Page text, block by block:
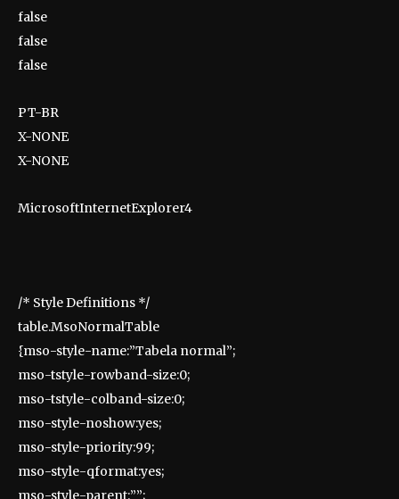
false
false
false
PT-BR
X-NONE
X-NONE
MicrosoftInternetExplorer4
/* Style Definitions */
table.MsoNormalTable
{mso-style-name:”Tabela normal”;
mso-tstyle-rowband-size:0;
mso-tstyle-colband-size:0;
mso-style-noshow:yes;
mso-style-priority:99;
mso-style-qformat:yes;
mso-style-parent:””;